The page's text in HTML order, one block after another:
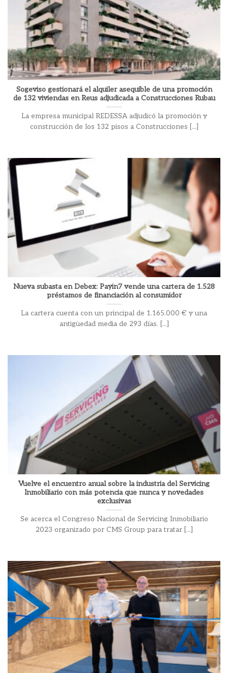
Sogeviso gestionará el alquiler asequible de una promoción
de 132 viviendas en Reus adjudicada a Construcciones Rubau
La empresa municipal REDESSA adjudicó la promoción y
construcción de los 132 pisos a Construcciones [...]
Nueva subasta en Debex: Payin7 vende una cartera de 1.528
préstamos de financiación al consumidor
La cartera cuenta con un principal de 1.165.000 € y una
antigüedad media de 293 días. [...]
Vuelve el encuentro anual sobre la industria del Servicing
Inmobiliario con más potencia que nunca y novedades
exclusivas
Se acerca el Congreso Nacional de Servicing Inmobiliario
2023 organizado por CMS Group para tratar [...]